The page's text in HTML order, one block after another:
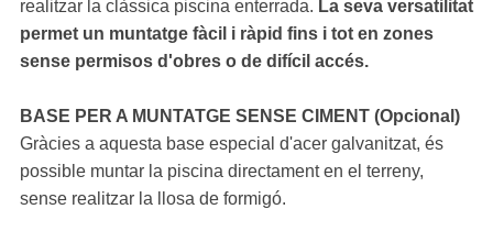
realitzar la clàssica piscina enterrada. La seva versatilitat
permet un muntatge fàcil i ràpid fins i tot en zones
sense permisos d'obres o de difícil accés.
BASE PER A MUNTATGE SENSE CIMENT (Opcional)
Gràcies a aquesta base especial d'acer galvanitzat, és
possible muntar la piscina directament en el terreny,
sense realitzar la llosa de formigó.